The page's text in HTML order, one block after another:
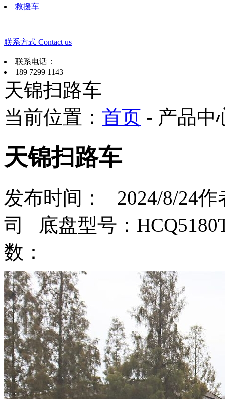
救援车
联系方式 Contact us
联系电话：
189 7299 1143
天锦扫路车
当前位置： 首页 - 产品中
天锦扫路车
发布时间： 2024/8/24
司 底盘型号：
数：